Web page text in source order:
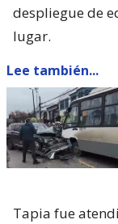
despliegue de
lugar.
Lee también...
Tapia fue